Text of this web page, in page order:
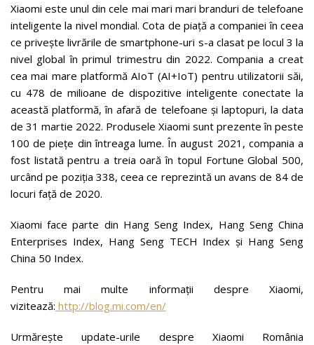
Xiaomi este unul din cele mai mari mari branduri de telefoane
inteligente la nivel mondial. Cota de piață a companiei în ceea
ce privește livrările de smartphone-uri s-a clasat pe locul 3 la
nivel global în primul trimestru din 2022. Compania a creat
cea mai mare platformă AIoT (AI+IoT) pentru utilizatorii săi,
cu 478 de milioane de dispozitive inteligente conectate la
această platformă, în afară de telefoane și laptopuri, la data
de 31 martie 2022. Produsele Xiaomi sunt prezente în peste
100 de piețe din întreaga lume. În august 2021, compania a
fost listată pentru a treia oară în topul Fortune Global 500,
urcând pe poziția 338, ceea ce reprezintă un avans de 84 de
locuri față de 2020.
Xiaomi face parte din Hang Seng Index, Hang Seng China
Enterprises Index, Hang Seng TECH Index și Hang Seng
China 50 Index.
Pentru mai multe informații despre Xiaomi,
vizitează: http://blog.mi.com/en/
Urmărește update-urile despre Xiaomi România